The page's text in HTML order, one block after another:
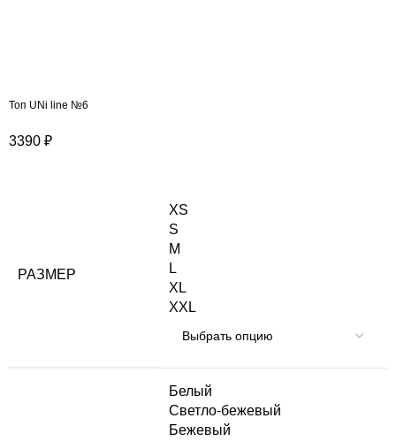
Топ UNi line №6
3390 ₽
РАЗМЕР
XS
S
M
L
XL
XXL
Белый
Светло-бежевый
Бежевый